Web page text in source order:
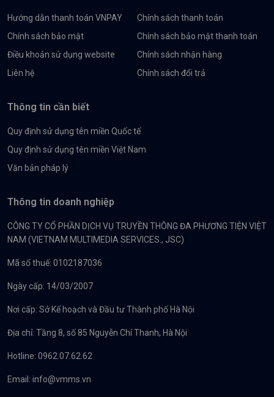
Hướng dẫn thanh toán VNPAY
Chính sách bảo mật
Điều khoản sử dụng website
Liên hệ
Chính sách thanh toán
Chính sách bảo mật thanh toán
Chính sách nhận hàng
Chính sách đổi trả
Thông tin cần biết
Quy định sử dụng tên miền Quốc tế
Quy định sử dụng tên miền Việt Nam
Văn bản pháp lý
Thông tin doanh nghiệp
CÔNG TY CỔ PHẦN DỊCH VỤ TRUYỀN THÔNG ĐA PHƯƠNG TIỆN VIỆT
NAM (VIETNAM MULTIMEDIA SERVICES., JSC)
Mã số thuế: 0102187036
Ngày cấp: 14/03/2007
Nơi cấp: Sở Kế hoạch và Đầu tư Thành phố Hà Nội
Địa chỉ: Tầng 8, số 85 Nguyễn Chí Thanh, Hà Nội
Hotline: 0962.07.62.62
Email: info@vmms.vn